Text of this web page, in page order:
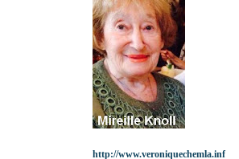
http://www.veroniquechemla.inf